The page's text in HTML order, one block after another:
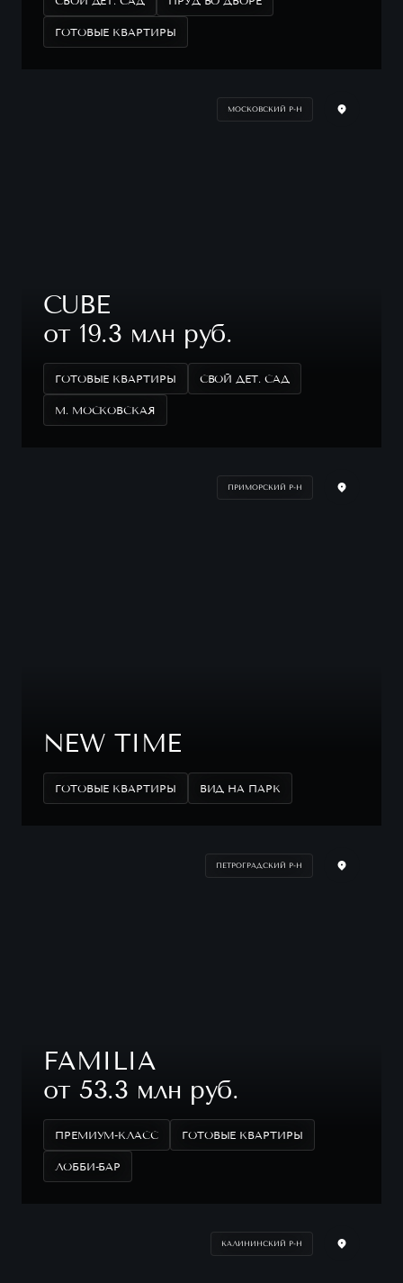
ГОТОВЫЕ КВАРТИРЫ
МОСКОВСКИЙ Р-Н
CUBE
от 19.3 млн руб.
ГОТОВЫЕ КВАРТИРЫ СВОЙ ДЕТ. САД
М. МОСКОВСКАЯ
ПРИМОРСКИЙ Р-Н
NEW TIME
ГОТОВЫЕ КВАРТИРЫ ВИД НА ПАРК
ПЕТРОГРАДСКИЙ Р-Н
FAMILIA
от 53.3 млн руб.
ПРЕМИУМ-КЛАСС ГОТОВЫЕ КВАРТИРЫ
ЛОББИ-БАР
КАЛИНИНСКИЙ Р-Н